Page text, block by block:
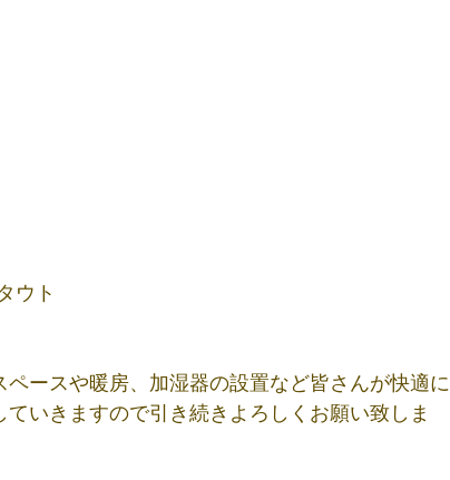
ウト
ースや暖房、加湿器の設置など皆さんが快適に
いきますので引き続きよろしくお願い致しま